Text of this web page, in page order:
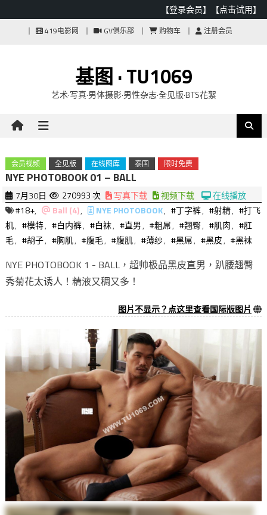
【登录会员】 【点击试用】
419电影网 GV俱乐部 购物车 注册会员
基图 · TU1069
艺术·写真·男体摄影·男性杂志·全见版·BTS花絮
会员视频 全见版 在线图库 泰国 限时免费
NYE PHOTOBOOK 01 – BALL
7月30日 270993 次 写真下载 视频下载
在线播放
#18+, Ball (4), NYE PHOTOBOOK, #丁字裤, #射精, #打飞
机, #模特, #白内裤, #白袜, #直男, #粗屌, #翘臀, #肌肉, #肛
毛, #胡子, #胸肌, #腹毛, #腹肌, #薄纱, #黑屌, #黑皮, #黑袜
NYE PHOTOBOOK 1 - BALL，超帅极品黑皮直男，趴腰翘臀
秀菊花太诱人！精液又稠又多！
图片不显示？点这里查看国际版图片